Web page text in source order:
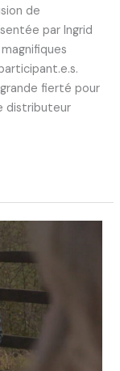
de
par Ingrid
fierté pour
distributeur